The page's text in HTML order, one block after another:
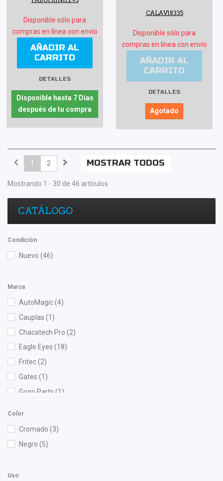
Disponible sólo para
compras en línea con envío
AÑADIR AL
CARRITO
DETALLES
Disponible hasta 7 Días
después de tu compra
CALAV18335
Disponible sólo para
compras en línea con envío
AÑADIR AL
CARRITO
DETALLES
Agotado
MOSTRAR TODOS
1 2
Mostrando 1 - 30 de 46 artículos
CATÁLOGO
Condición
Nuevo (46)
Marca
AutoMagic(4)
Cauplas (1)
Chacatech Pro (2)
Eagle Eyes (18)
Fritec(2)
Gates (1)
Gogo Parts (1)
Color
Cromado (3)
Negro (5)
Uso